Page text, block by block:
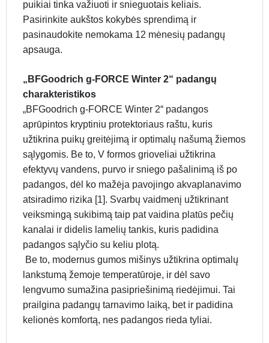
puikiai tinka važiuoti ir snieguotais keliais.
Pasirinkite aukštos kokybės sprendimą ir
pasinaudokite nemokama 12 mėnesių padangų
apsauga.
„BFGoodrich g-FORCE Winter 2“ padangų
charakteristikos
„BFGoodrich g-FORCE Winter 2“ padangos
aprūpintos kryptiniu protektoriaus raštu, kuris
užtikrina puikų greitėjimą ir optimalų našumą žiemos
sąlygomis. Be to, V formos grioveliai užtikrina
efektyvų vandens, purvo ir sniego pašalinimą iš po
padangos, dėl ko mažėja pavojingo akvaplanavimo
atsiradimo rizika [1]. Svarbų vaidmenį užtikrinant
veiksmingą sukibimą taip pat vaidina platūs pečių
kanalai ir didelis lamelių tankis, kuris padidina
padangos sąlyčio su keliu plotą.
Be to, modernus gumos mišinys užtikrina optimalų
lankstumą žemoje temperatūroje, ir dėl savo
lengvumo sumažina pasipriešinimą riedėjimui. Tai
prailgina padangų tarnavimo laiką, bet ir padidina
kelionės komfortą, nes padangos rieda tyliai.